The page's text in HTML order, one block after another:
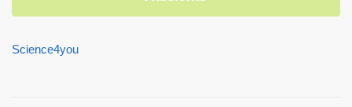
Science4you